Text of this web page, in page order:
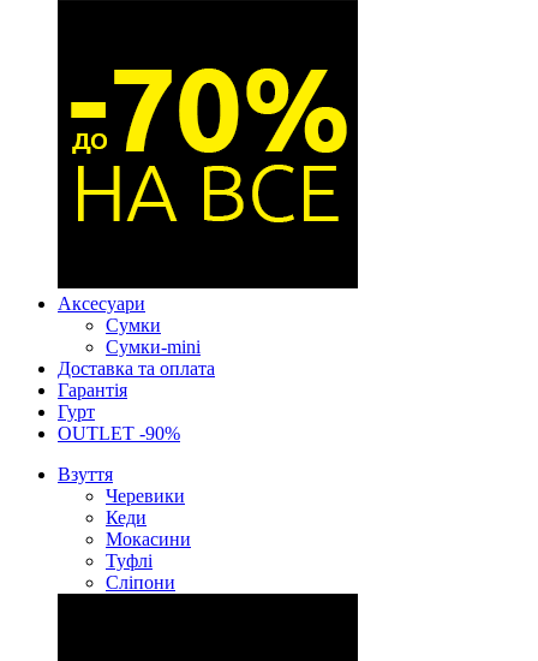
Аксесуари
Сумки
Сумки-mini
Доставка та оплата
Гарантія
Гурт
OUTLET -90%
Взуття
Черевики
Кеди
Мокасини
Туфлі
Сліпони